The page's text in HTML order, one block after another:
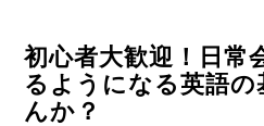
初心者大歓迎！日常
るようになる英語
んか？